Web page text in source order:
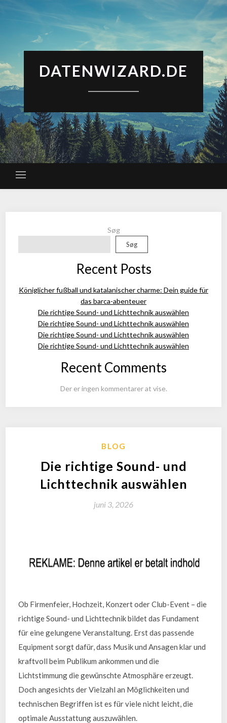
DATENWIZARD.DE
Søg
Søg
Recent Posts
Königlicher fußball und katalanischer charme: Dein guide für
das barca-abenteuer
Die richtige Sound- und Lichttechnik auswählen
Die richtige Sound- und Lichttechnik auswählen
Die richtige Sound- und Lichttechnik auswählen
Die richtige Sound- und Lichttechnik auswählen
Recent Comments
Der er ingen kommentarer at vise.
BLOG
Die richtige Sound- und
Lichttechnik auswählen
juni 3, 2026
Ob Firmenfeier, Hochzeit, Konzert oder Club-Event – die
richtige Sound- und Lichttechnik bildet das Fundament
für eine gelungene Veranstaltung. Erst das passende
Equipment sorgt dafür, dass Musik und Ansagen klar und
kraftvoll beim Publikum ankommen und die
Lichtstimmung die gewünschte Atmosphäre erzeugt.
Doch angesichts der Vielzahl an Möglichkeiten und
technischen Begriffen ist es für viele nicht leicht, die
optimale Ausstattung auszuwählen.